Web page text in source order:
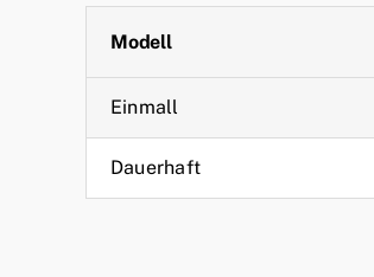
Modell
Einmall
Dauerhaft